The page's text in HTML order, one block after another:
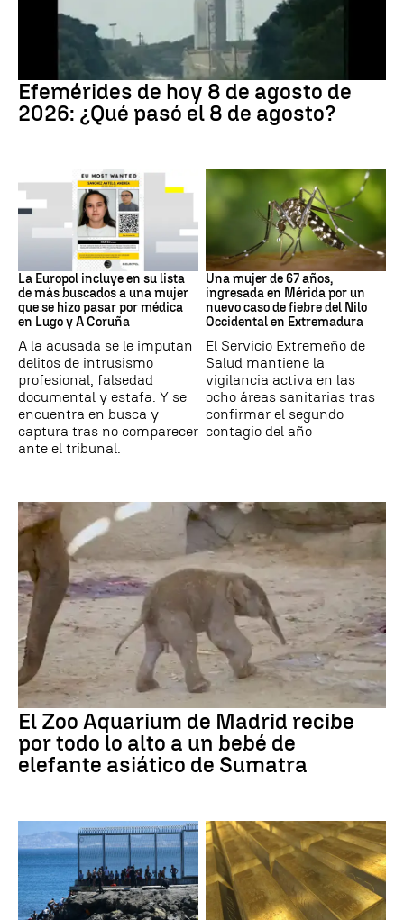
Efemérides de hoy 8 de agosto de
2026: ¿Qué pasó el 8 de agosto?
La Europol incluye en su lista
de más buscados a una mujer
que se hizo pasar por médica
en Lugo y A Coruña
A la acusada se le imputan
delitos de intrusismo
profesional, falsedad
documental y estafa. Y se
encuentra en busca y
captura tras no comparecer
ante el tribunal.
Fiebre del Nilo occidental
Una mujer de 67 años,
ingresada en Mérida por un
nuevo caso de fiebre del Nilo
Occidental en Extremadura
El Servicio Extremeño de
Salud mantiene la
vigilancia activa en las
ocho áreas sanitarias tras
confirmar el segundo
contagio del año
El Zoo Aquarium de Madrid recibe
por todo lo alto a un bebé de
elefante asiático de Sumatra